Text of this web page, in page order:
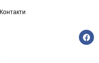
Контакти